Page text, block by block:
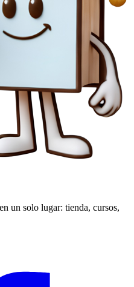
un solo lugar: tienda, cursos,